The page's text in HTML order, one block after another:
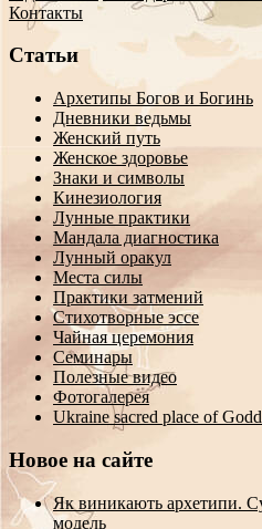
Контакты
Статьи
Архетипы Богов и Богинь
Дневники ведьмы
Женский путь
Женское здоровье
Знаки и символы
Кинезиология
Лунные практики
Мандала диагностика
Лунный оракул
Места силы
Практики затмений
Стихотворные эссе
Чайная церемония
Семинары
Полезные видео
Фотогалерея
Ukraine sacred place of
Новое на сайте
Як виникають архетипи.
модель